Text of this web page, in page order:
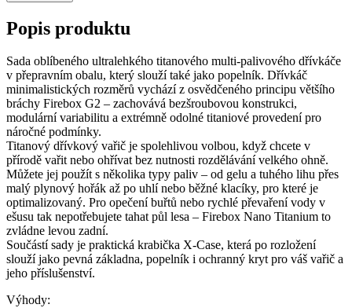
Popis produktu
Sada oblíbeného ultralehkého titanového multi-palivového dřívkáče
v přepravním obalu, který slouží také jako popelník. Dřívkáč
minimalistických rozměrů vychází z osvědčeného principu většího
bráchy Firebox G2 – zachovává bezšroubovou konstrukci,
modulární variabilitu a extrémně odolné titaniové provedení pro
náročné podmínky.
Titanový dřívkový vařič je spolehlivou volbou, když chcete v
přírodě vařit nebo ohřívat bez nutnosti rozdělávání velkého ohně.
Můžete jej použít s několika typy paliv – od gelu a tuhého lihu přes
malý plynový hořák až po uhlí nebo běžné klacíky, pro které je
optimalizovaný. Pro opečení buřtů nebo rychlé převaření vody v
ešusu tak nepotřebujete tahat půl lesa – Firebox Nano Titanium to
zvládne levou zadní.
Součástí sady je praktická krabička X‑Case, která po rozložení
slouží jako pevná základna, popelník i ochranný kryt pro váš vařič a
jeho příslušenství.
Výhody: